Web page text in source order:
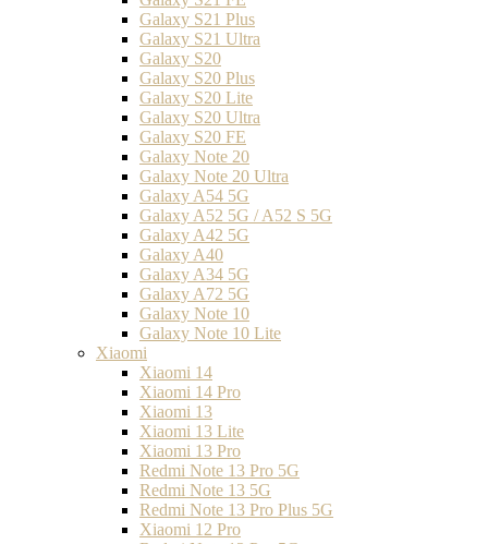
Galaxy S21 Plus
Galaxy S21 Ultra
Galaxy S20
Galaxy S20 Plus
Galaxy S20 Lite
Galaxy S20 Ultra
Galaxy S20 FE
Galaxy Note 20
Galaxy Note 20 Ultra
Galaxy A54 5G
Galaxy A52 5G / A52 S 5G
Galaxy A42 5G
Galaxy A40
Galaxy A34 5G
Galaxy A72 5G
Galaxy Note 10
Galaxy Note 10 Lite
Xiaomi
Xiaomi 14
Xiaomi 14 Pro
Xiaomi 13
Xiaomi 13 Lite
Xiaomi 13 Pro
Redmi Note 13 Pro 5G
Redmi Note 13 5G
Redmi Note 13 Pro Plus 5G
Xiaomi 12 Pro